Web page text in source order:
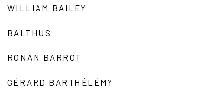
WILLIAM BAILEY
BALTHUS
RONAN BARROT
GÉRARD BARTHÉLÉMY